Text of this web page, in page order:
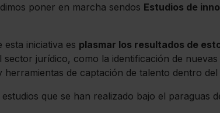
poner en marcha sendos Estudios de
esta iniciativa es plasmar los resultados de
jurídico, como la identificación de
herramientas de captación de talento dentro del
que se han realizado bajo el paraguas